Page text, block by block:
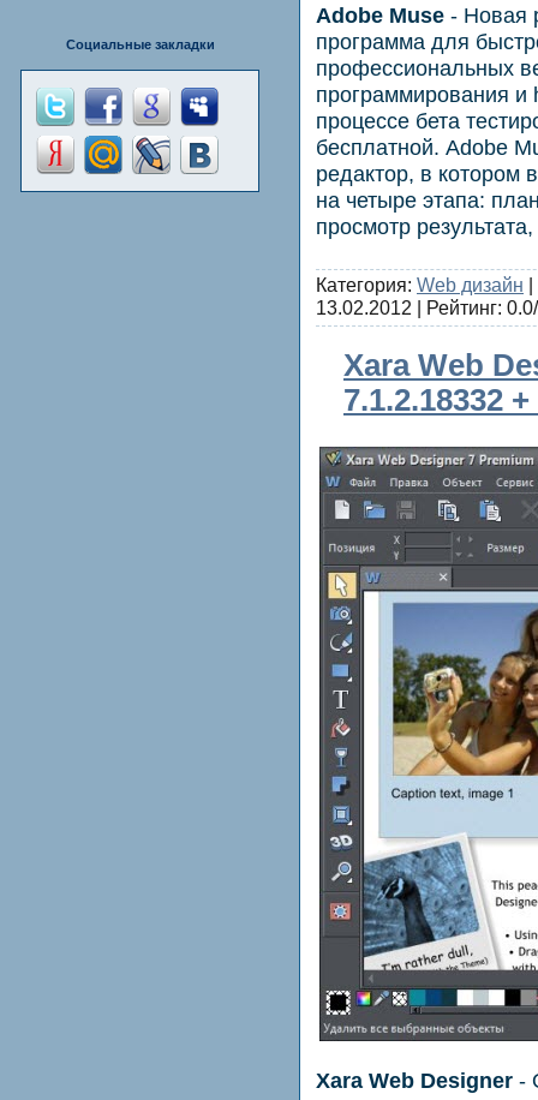
Социальные закладки
Adobe Muse - Новая
программа для
профессиональных
программирования и
процессе бета
бесплатной. Adobe
редактор, в котором
на четыре этапа:
просмотр
Категория: Web дизайн |
13.02.2012 | Рейтинг:
Xara Web
7.1.2.18332
Xara Web Designer -